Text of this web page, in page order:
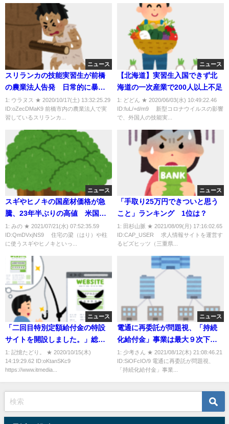
ニュース
スリランカの技能実習生が前橋
の農業法人告発 日常的に暴言
や暴力
1: ウラヌス ★ 2020/10/17(土) 13:32:25.29
ID:oZecDMaK9 前橋市内の農業法人で実
習しているスリランカ...
ニュース
【北海道】実習生入国できず北
海道の一次産業で200人以上不足
1: どどん ★ 2020/06/03(水) 10:49:22.46
ID:fuL/+d/m9 新型コロナウイルスの影響
で、外国人の技能実...
ニュース
スギやヒノキの国産材価格が急
騰、23年半ぶりの高値 米国発
のウッドショックで代替需要が
増加
1: みの ★ 2021/07/21(水) 07:52:35.59
ID:QmDVxjNS9 住宅の梁（はり）や柱
に使うスギやヒノキといっ...
ニュース
「手取り25万円できついと思う
こと」ランキング 1位は？
1: 田杉山脈 ★ 2021/08/09(月) 17:16:02.65
ID:CAP_USER 求人情報サイトを運営す
るビズヒッツ（三重県...
ニュース
「二回目特別定額給付金の特設
サイトを開設しました。」総務
省を装うフィッシングメールが
早速登場
1: 記憶たどり。 ★ 2020/10/15(木)
14:19:29.62 ID:oKtanSKc9
https://www.itmedia...
ニュース
電通に再委託が問題視、「持続
化給付金」事業は最大９次下請
けも…最終報告書
1: 少考さん ★ 2021/08/12(木) 21:08:46.21
ID:SiOFcIO/9 電通に再委託が問題視、
「持続化給付金」事業...